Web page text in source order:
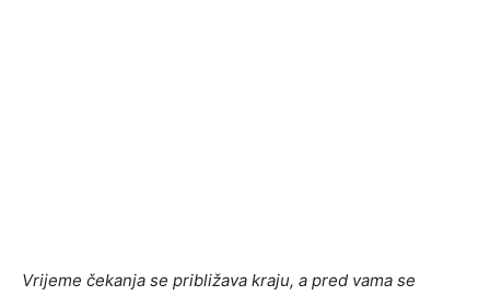
Vrijeme čekanja se približava kraju, a pred vama se